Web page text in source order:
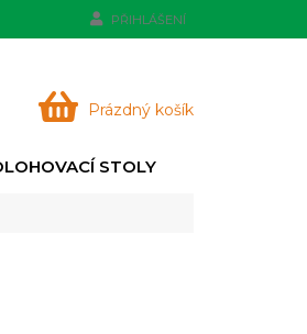
PŘIHLÁŠENÍ
NÁKUPNÍ
Prázdný košík
STOLY